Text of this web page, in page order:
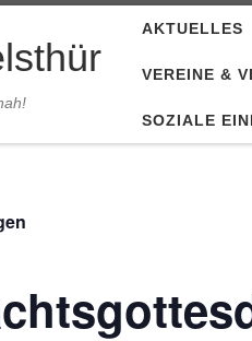
AKTUELLES
VEREINE &
SOZIALE